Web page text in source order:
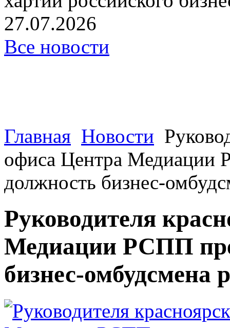
27.07.2026
Все новости
Главная Новости
офиса Центра Медиации
должность бизнес-
Руководителя
Медиации РСПП
бизнес-омбудсмена